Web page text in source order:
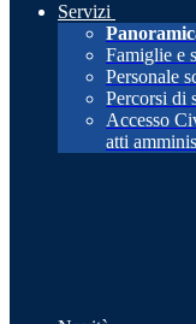
Servizi
Famiglie e
Personale
Percorsi di
Accesso
atti